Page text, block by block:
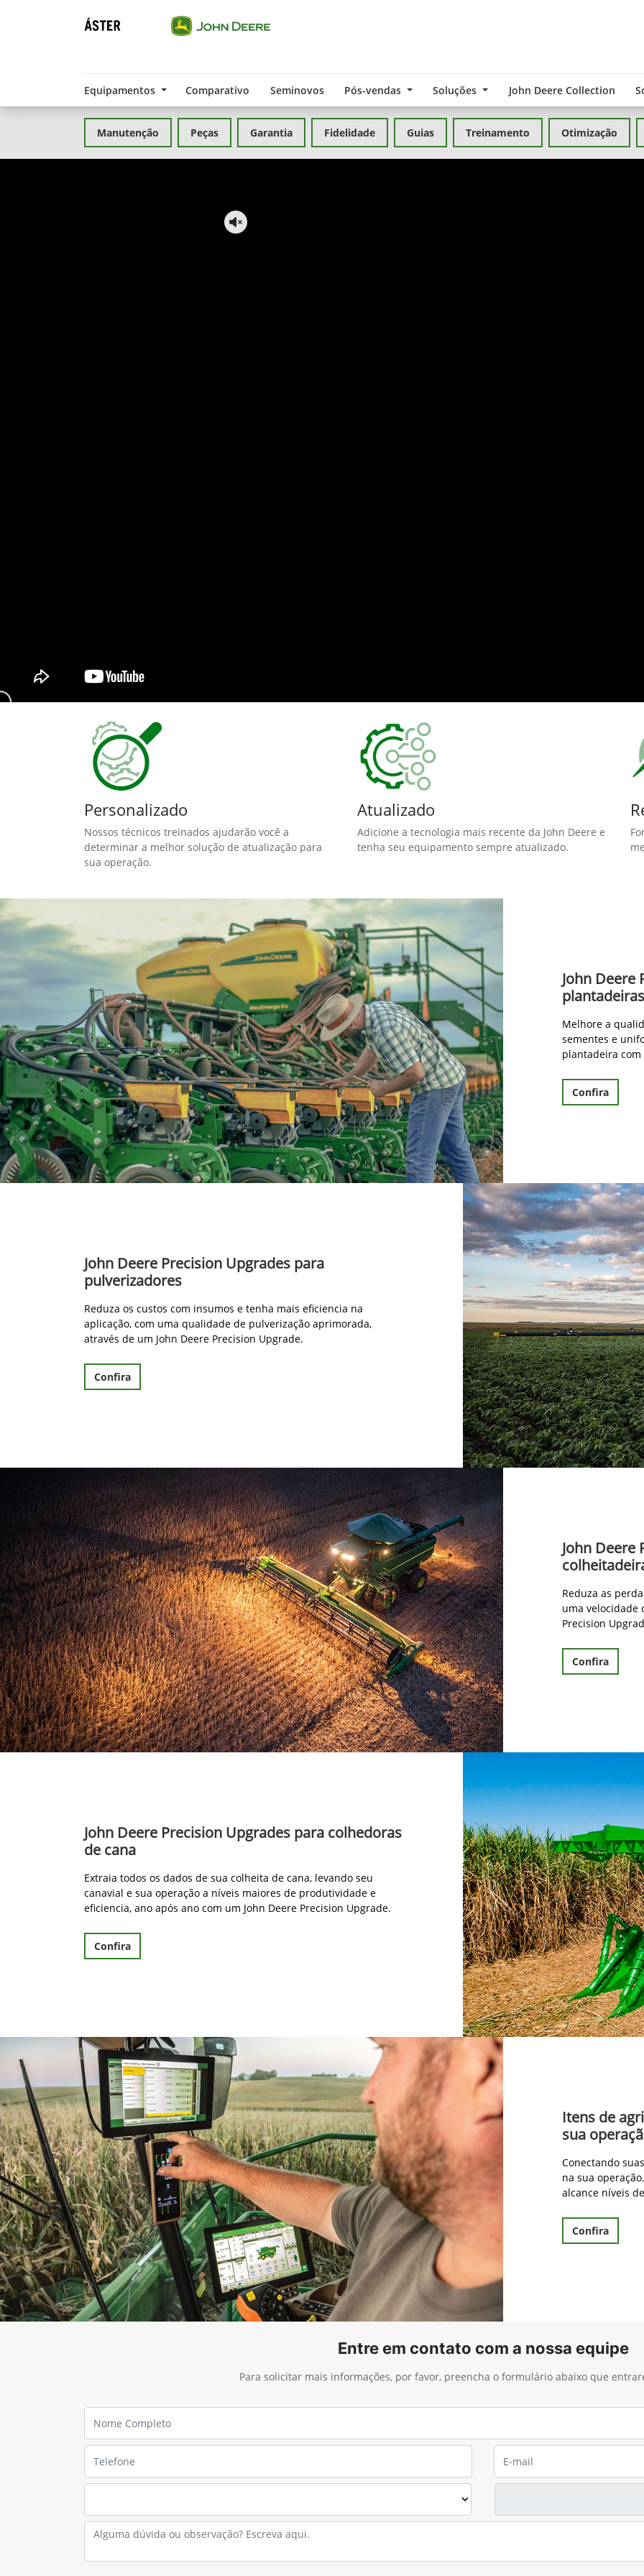
Equipamentos Comparativo Seminovos Pós-vendas Soluções John Deere Collection
Manutenção Peças Garantia Fidelidade Guias Treinamento Otimização
Personalizado
Nossos técnicos treinados ajudarão você a
determinar a melhor solução de atualização para
sua operação.
Atualizado
Adicione a tecnologia mais recente da John Deere e
tenha seu equipamento sempre atualizado.
John Deere
plantadeiras
Melhore a
sementes e
plantadeira com
Confira
John Deere Precision Upgrades para
pulverizadores
Reduza os custos com insumos e tenha mais eficiencia na
aplicação, com uma qualidade de pulverização aprimorada,
através de um John Deere Precision Upgrade.
Confira
John Deere
Reduza as
uma velocidade
Precision
Confira
John Deere Precision Upgrades para colhedoras
de cana
Extraia todos os dados de sua colheita de cana, levando seu
canavial e sua operação a níveis maiores de produtividade e
eficiencia, ano após ano com um John Deere Precision Upgrade.
Confira
Itens de
sua
Conectando
na sua
alcance níveis
Confira
Entre em contato com a nossa equipe
Para solicitar mais informações, por favor, preencha o formulário abaixo que